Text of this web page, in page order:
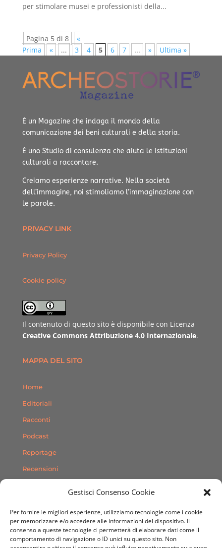
Gestisci Consenso Cookie
Per fornire le migliori esperienze, utilizziamo tecnologie come i cookie
per memorizzare e/o accedere alle informazioni del dispositivo. Il
consenso a queste tecnologie ci permetterà di elaborare dati come il
comportamento di navigazione o ID unici su questo sito. Non
per stimolare musei e professionisti della...
Pagina 5 di 8
«
Prima
« ... 3 4 5 6 7 ... » Ultima »
È un Magazine che indaga il mondo della
comunicazione dei beni culturali e della storia.
È uno Studio di consulenza che aiuta le istituzioni
culturali a raccontare.
Creiamo esperienze narrative. Nella società
dell’immagine, noi stimoliamo l’immaginazione con
le parole.
PRIVACY LINK
Privacy Policy
Cookie policy
Il contenuto di questo sito è disponibile con Licenza
Creative Commons Attribuzione 4.0 Internazionale.
MAPPA DEL SITO
Home
Editoriali
Racconti
Podcast
Reportage
Recensioni
Contatti
SEGUICI SUI SOCIAL